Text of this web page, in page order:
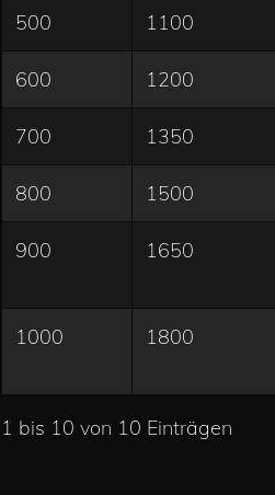
500 1100
600 1200
700 1350
800 1500
900 1650
1000 1800
1 bis 10 von 10 Einträgen